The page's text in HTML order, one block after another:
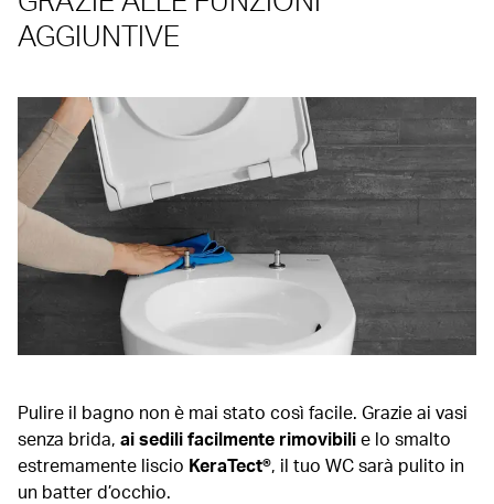
AGGIUNTIVE
Pulire il bagno non è mai stato così facile. Grazie ai vasi
senza brida, ai sedili facilmente rimovibilie lo smalto
estremamente liscio KeraTect®, il tuo WC sarà pulito in
un batter d’occhio.